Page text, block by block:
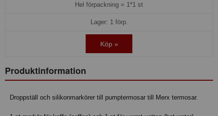
Hel förpackning = 1*1 st
Lager: 1 förp.
Köp »
Produktinformation
Droppställ och silikonmarkörer till pumptermosar till Merx termosar.